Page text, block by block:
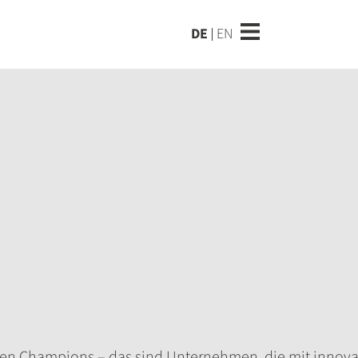
DE EN